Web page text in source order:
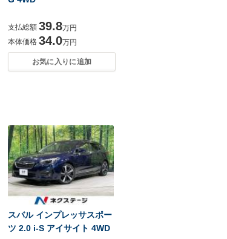
支払総額 39.8万円
本体価格 34.0万円
お気に入りに追加
スバル インプレッサスポー
ツ 2.0 i-S アイサイト 4WD